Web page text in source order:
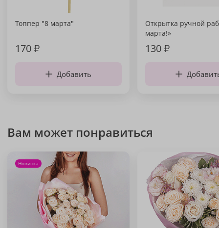
Топпер "8 марта"
170₽
Добавить
Открытка ручной
марта!»
130₽
Вам может понравиться
Новинка